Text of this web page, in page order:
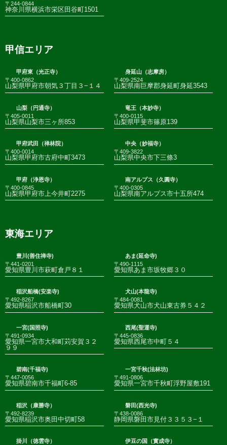
〒244-0844
神奈川県横浜市栄区田谷町1501
甲信エリア
甲府東（光正寺）
〒400-0862
山梨県甲府市朝気３丁目３−１４
身延山（志摩房）
〒409-2524
山梨県南巨摩郡身延町身延3543
山梨（円通寺）
〒405-0011
山梨県山梨市三ヶ所853
竜王（本妙寺）
〒400-0115
山梨県甲斐市篠原139
甲府武田（禅林院）
〒400-0014
山梨県甲府市古府中町3473
中央（妙福寺）
〒409-3822
山梨県中央市下三條3
甲府（浄恩寺）
〒400-0845
山梨県甲府市上今井町2275
南アルプス（久圓寺）
〒400-0305
山梨県南アルプス市十五所474
東海エリア
豊川(善住禅寺)
〒441-0201
愛知県豊川市萩町倉戸８１
あま(延命寺)
〒490-1115
愛知県あま市坂牧郷３０
稲沢船橋(安楽寺)
〒492-8267
愛知県稲沢市船橋町30
犬山(本龍寺)
〒484-0081
愛知県犬山市犬山東古券５４２
一宮(国照寺)
〒491-0934
愛知県一宮市大和町苅安賀３２
９９
西尾(聖運寺)
〒445-0836
愛知県西尾市中町５４
碧南(千福寺)
〒447-0056
愛知県碧南市千福町6-85
一宮千秋(法林坊)
〒491-0806
愛知県一宮市千秋町浮野屋敷191
稲沢（康勝寺）
〒492-8239
愛知県稲沢市奥田中切町58
磐田(西光寺)
〒438-0086
静岡県磐田市見付３３５３−１
掛川（徳雲寺）
伊豆の国（實成寺）